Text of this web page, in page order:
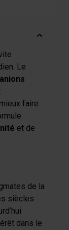
Le
faire
et de
de la
siècles
dans le